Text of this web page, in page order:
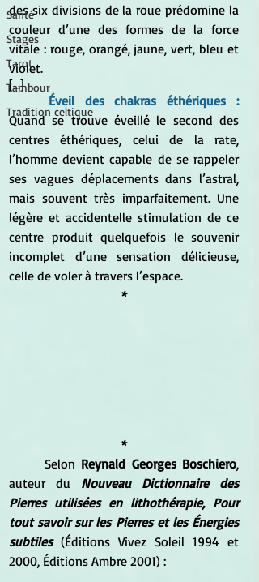
Santé
Stages
Tarot
Tambour
Tradition celtique
des six divisions de la roue prédomine la
couleur d’une des formes de la force
vitale : rouge, orangé, jaune, vert, bleu et
violet.
[...]
Éveil des chakras éthériques :
Quand se trouve éveillé le second des
centres éthériques, celui de la rate,
l’homme devient capable de se rappeler
ses vagues déplacements dans l’astral,
mais souvent très imparfaitement. Une
légère et accidentelle stimulation de ce
centre produit quelquefois le souvenir
incomplet d’une sensation délicieuse,
celle de voler à travers l’espace.
*
*
	Selon
Reynald Georges Boschiero,
auteur du Nouveau Dictionnaire des
Pierres utilisées en lithothérapie, Pour
tout savoir sur les Pierres et les Énergies
subtiles (Éditions Vivez Soleil 1994 et
2000, Éditions Ambre 2001) :